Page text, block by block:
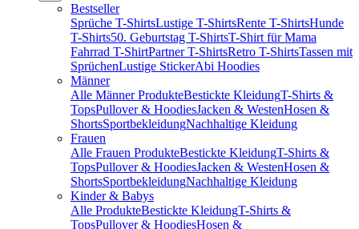
Bestseller
Sprüche T-ShirtsLustige T-ShirtsRente T-ShirtsHunde
T-Shirts50. Geburtstag T-ShirtsT-Shirt für Mama
Fahrrad T-ShirtPartner T-ShirtsRetro T-ShirtsTassen mit
SprüchenLustige StickerAbi Hoodies
Männer
Alle Männer ProdukteBestickte KleidungT-Shirts &
TopsPullover & HoodiesJacken & WestenHosen &
ShortsSportbekleidungNachhaltige Kleidung
Frauen
Alle Frauen ProdukteBestickte KleidungT-Shirts &
TopsPullover & HoodiesJacken & WestenHosen &
ShortsSportbekleidungNachhaltige Kleidung
Kinder & Babys
Alle ProdukteBestickte KleidungT-Shirts &
TopsPullover & HoodiesHosen &